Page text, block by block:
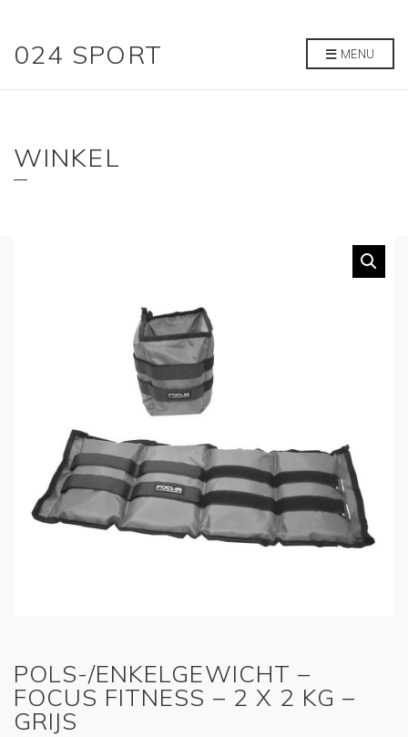
024 SPORT MENU
WINKEL
POLS-/ENKELGEWICHT –
FOCUS FITNESS – 2 X 2 KG –
GRIJS